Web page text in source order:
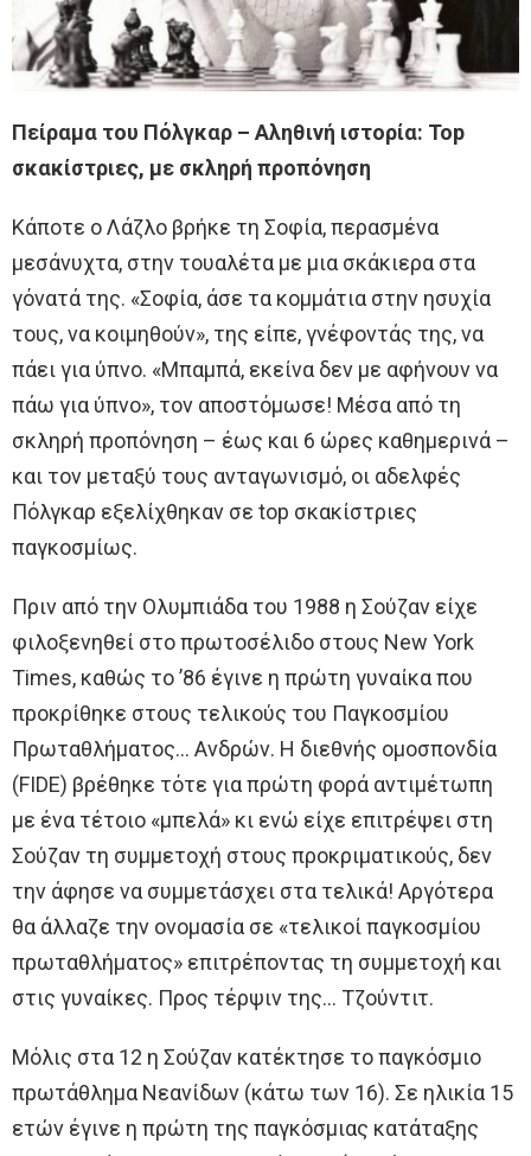
Πείραμα του Πόλγκαρ – Αληθινή ιστορία: Top
σκακίστριες, με σκληρή προπόνηση
Κάποτε ο Λάζλο βρήκε τη Σοφία, περασμένα
μεσάνυχτα, στην τουαλέτα με μια σκάκιερα στα
γόνατά της. «Σοφία, άσε τα κομμάτια στην ησυχία
τους, να κοιμηθούν», της είπε, γνέφοντάς της, να
πάει για ύπνο. «Μπαμπά, εκείνα δεν με αφήνουν να
πάω για ύπνο», τον αποστόμωσε! Μέσα από τη
σκληρή προπόνηση – έως και 6 ώρες καθημερινά –
και τον μεταξύ τους ανταγωνισμό, οι αδελφές
Πόλγκαρ εξελίχθηκαν σε top σκακίστριες
παγκοσμίως.
Πριν από την Ολυμπιάδα του 1988 η Σούζαν είχε
φιλοξενηθεί στο πρωτοσέλιδο στους New York
Times, καθώς το ’86 έγινε η πρώτη γυναίκα που
προκρίθηκε στους τελικούς του Παγκοσμίου
Πρωταθλήματος… Ανδρών. Η διεθνής ομοσπονδία
(FIDE) βρέθηκε τότε για πρώτη φορά αντιμέτωπη
με ένα τέτοιο «μπελά» κι ενώ είχε επιτρέψει στη
Σούζαν τη συμμετοχή στους προκριματικούς, δεν
την άφησε να συμμετάσχει στα τελικά! Αργότερα
θα άλλαζε την ονομασία σε «τελικοί παγκοσμίου
πρωταθλήματος» επιτρέποντας τη συμμετοχή και
στις γυναίκες. Προς τέρψιν της… Τζούντιτ.
Μόλις στα 12 η Σούζαν κατέκτησε το παγκόσμιο
πρωτάθλημα Νεανίδων (κάτω των 16). Σε ηλικία 15
ετών έγινε η πρώτη της παγκόσμιας κατάταξης